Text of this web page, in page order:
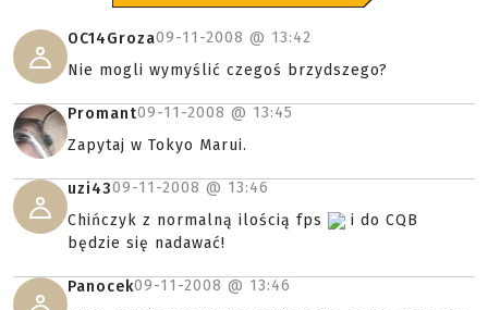
OC14Groza09-11-2008 @ 13:42
Nie mogli wymyślić czegoś brzydszego?
Promant09-11-2008 @ 13:45
Zapytaj w Tokyo Marui.
uzi4309-11-2008 @ 13:46
Chińczyk z normalną ilością fps
i do CQB
będzie się nadawać!
Panocek09-11-2008 @ 13:46